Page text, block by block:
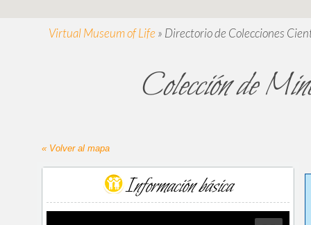
Virtual Museum of Life » Directorio de Colecciones
Colección de
« Volver al mapa
Información básica